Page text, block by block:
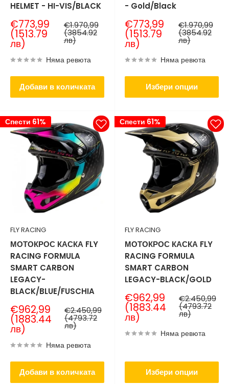
HELMET - HI-VIS/BLACK
Продажна
цена
€773,99
(1513.79
лв)
Нормална
цена
€1.970,99
(3854.92
лв)
Няма ревюта
Добави в количката
- Gold/Black
Продажна
цена
€773,99
(1513.79
лв)
Нормална
цена
€1.970,99
(3854.92
лв)
Няма ревюта
Избери опции
Спести 61%
FLY RACING
МОТОКРОС КАСКА FLY
RACING FORMULA
SMART CARBON
LEGACY-
BLACK/BLUE/FUSCHIA
Продажна
цена
€962,99
(1883.44
лв)
Нормална
цена
€2.450,99
(4793.72
лв)
Няма ревюта
Добави в количката
Спести 61%
FLY RACING
МОТОКРОС КАСКА FLY
RACING FORMULA
SMART CARBON
LEGACY-BLACK/GOLD
Продажна
цена
€962,99
(1883.44
лв)
Нормална
цена
€2.450,99
(4793.72
лв)
Няма ревюта
Избери опции